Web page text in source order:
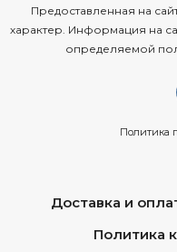
Предоставленная на
характер. Информация на
определяемой
Политика
Доставка и
Политика